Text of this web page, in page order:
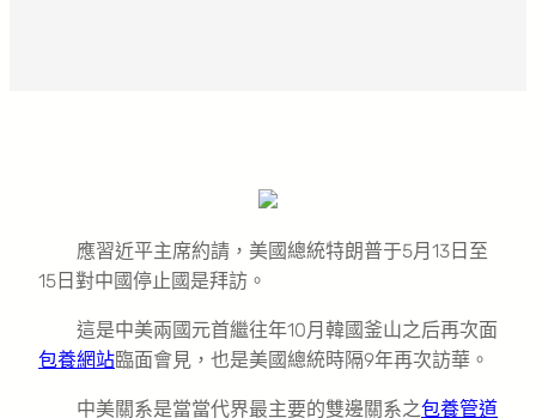
應習近平主席約請，美國總統特朗普于5月13日至
15日對中國停止國是拜訪。
這是中美兩國元首繼往年10月韓國釜山之后再次面
包養網站臨面會見，也是美國總統時隔9年再次訪華。
中美關系是當當代界最主要的雙邊關系之包養管道